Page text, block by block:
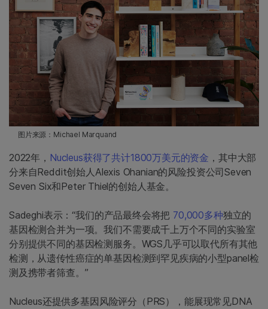
图片来源：Michael Marquand
2022年， Nucleus获得了共计1800万美元的资金 ，其中大部
分来自Reddit创始人Alexis Ohanian的风险投资公司Seven
Seven Six和Peter Thiel的创始人基金。
Sadeghi表示：“我们的产品最终会将把 70,000多种独立的
基因检测合并为一项。我们不需要成千上万个不同的实验室
分别提供不同的基因检测服务。WGS几乎可以取代所有其他
检测，从遗传性癌症的单基因检测到罕见疾病的小型panel检
测及携带者筛查。”
Nucleus还提供多基因风险评分（PRS），能展现常见DNA